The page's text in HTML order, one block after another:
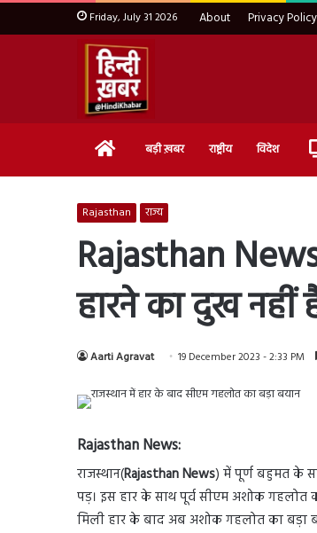
Friday, July 31 2026 About Privacy Policy
Home बड़ी ख़बर राष्ट्रीय विदेश
Rajasthan राज्य
Rajasthan
हारने का दुख
Aarti Agravat 19 December 2023 - 2:33 PM
Rajasthan News:
राजस्थान(Rajasthan News) में पूर्ण बहुमत के
पड़। इस हार के साथ पूर्व सीएम अशोक गहलोत
मिली हार के बाद अब अशोक गहलोत का बड़ा